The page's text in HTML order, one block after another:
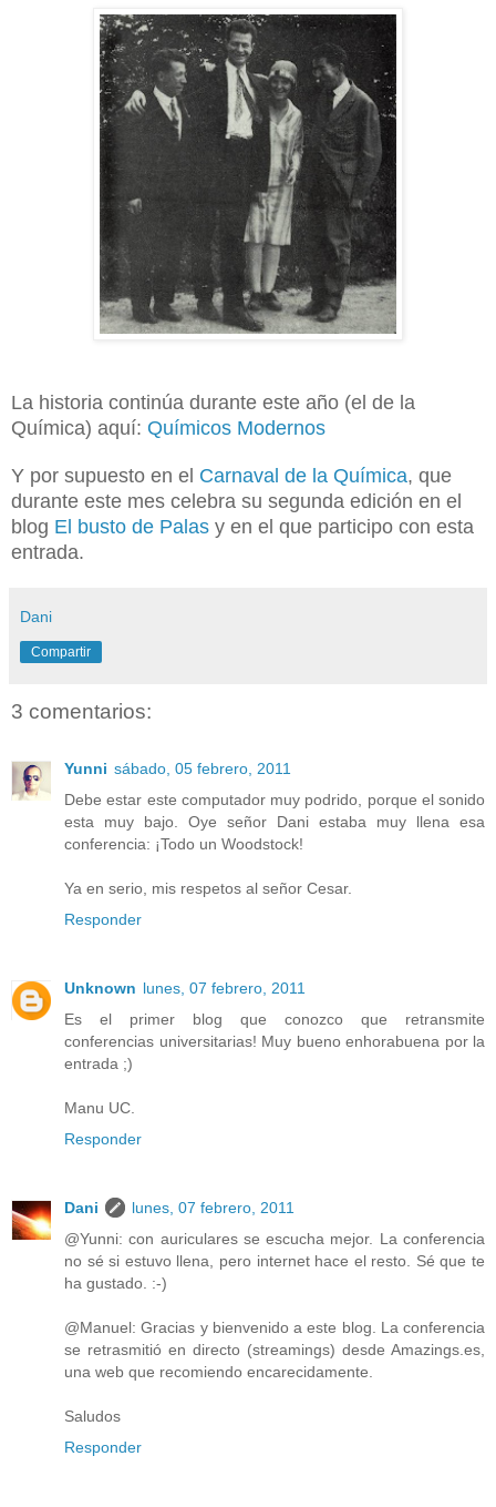
La historia continúa durante este año (el de la
Química) aquí: Químicos Modernos
Y por supuesto en el Carnaval de la Química, que
durante este mes celebra su segunda edición en el
blog El busto de Palas y en el que participo con esta
entrada.
Dani
Compartir
3 comentarios:
Yunni sábado, 05 febrero, 2011
Debe estar este computador muy podrido, porque el sonido
esta muy bajo. Oye señor Dani estaba muy llena esa
conferencia: ¡Todo un Woodstock!
Ya en serio, mis respetos al señor Cesar.
Responder
Unknown lunes, 07 febrero, 2011
Es el primer blog que conozco que retransmite
conferencias universitarias! Muy bueno enhorabuena por la
entrada ;)
Manu UC.
Responder
Dani
lunes, 07 febrero, 2011
@Yunni: con auriculares se escucha mejor. La conferencia
no sé si estuvo llena, pero internet hace el resto. Sé que te
ha gustado. :-)
@Manuel: Gracias y bienvenido a este blog. La conferencia
se retrasmitió en directo (streamings) desde Amazings.es,
una web que recomiendo encarecidamente.
Saludos
Responder